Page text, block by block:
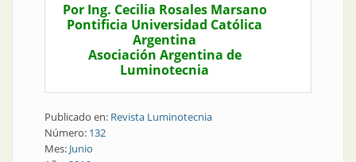
Por Ing. Cecilia Rosales Marsano
Pontificia Universidad Católica
Argentina
Asociación Argentina de
Luminotecnia
Publicado en: Revista Luminotecnia
Número: 132
Mes: Junio